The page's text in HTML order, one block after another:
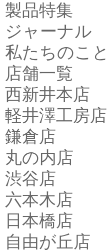
製品特集
ジャーナル
私たちのこと
店舗一覧
西新井本店
軽井澤工房店
鎌倉店
丸の内店
渋谷店
六本木店
日本橋店
自由が丘店